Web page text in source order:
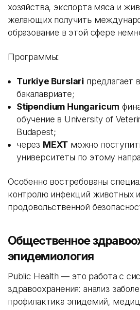
хозяйства, экспорта мяса и
желающих получить
образование в этой сфере
Программы:
Turkiye Burslari предлагает
бакалавриате;
Stipendium Hungaricum
обучение в University of
Budapest;
через MEXT можно
университеты по этому
Особенно востребованы
контролю инфекций животных и
продовольственной
Общественное
эпидемиология
Public Health — это работа с
здравоохранения: анализ
профилактика эпидемий,